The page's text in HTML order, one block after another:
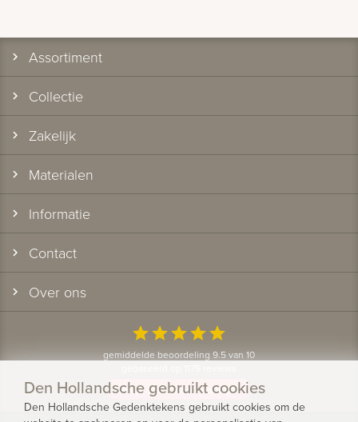
Assortiment
Collectie
Zakelijk
Materialen
Informatie
Contact
Over ons
starstarstarstarstar
gemiddelde beoordeling 9.5 van 10
Bekijk alle klantervaringen
Den Hollandsche gebruikt cookies
Den Hollandsche Gedenktekens gebruikt cookies om de